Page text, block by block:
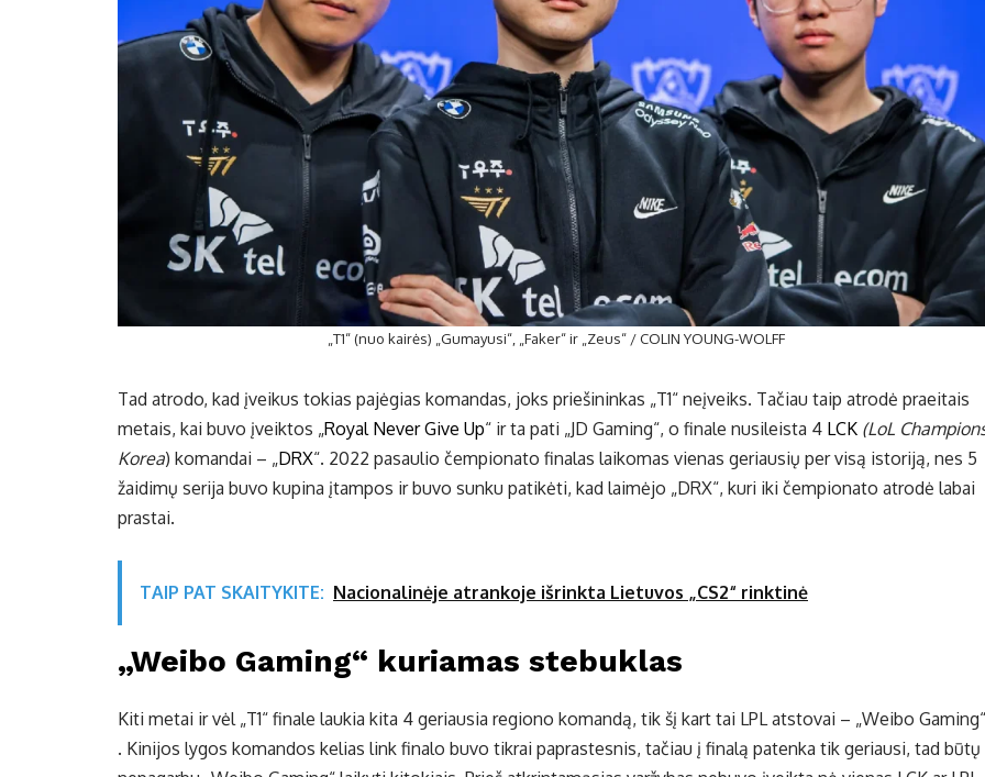
„T1“ (nuo kairės) „Gumayusi“, „Faker“ ir „Zeus“ / COLIN YOUNG-WOLFF
Tad atrodo, kad įveikus tokias pajėgias komandas, joks priešininkas „T1“ neįveiks. Tačiau taip atrodė praeitais
metais, kai buvo įveiktos „Royal Never Give Up“ ir ta pati „JD Gaming“, o finale nusileista 4 LCK (LoL
Korea) komandai – „DRX“. 2022 pasaulio čempionato finalas laikomas vienas geriausių per visą istoriją, nes 5
žaidimų serija buvo kupina įtampos ir buvo sunku patikėti, kad laimėjo „DRX“, kuri iki čempionato atrodė labai
prastai.
TAIP PAT SKAITYKITE: Nacionalinėje atrankoje išrinkta Lietuvos „CS2“ rinktinė
„Weibo Gaming“ kuriamas stebuklas
Kiti metai ir vėl „T1“ finale laukia kita 4 geriausia regiono komandą, tik šį kart tai LPL atstovai – „Weibo Gaming“
. Kinijos lygos komandos kelias link finalo buvo tikrai paprastesnis, tačiau į finalą patenka tik geriausi, tad būtų